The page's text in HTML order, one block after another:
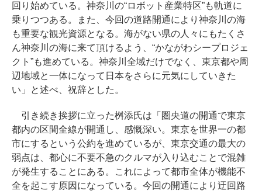
回り始めている。神奈川の“ロボット産業特区”も軌道に
乗りつつある。また、今回の道路開通により神奈川の海
も重要な観光資源となる。海がない県の人々にもたくさ
ん神奈川の海に来て頂けるよう、“かながわシープロジェ
クト”も進めている。神奈川全域だけでなく、東京都や周
辺地域と一体になって日本をさらに元気にしていきた
い」と述べ、祝辞とした。
引き続き挨拶に立った桝添氏は「圏央道の開通で東京
都内の区間全線が開通し、感慨深い。東京を世界一の都
市にするという公約を進めているが、東京交通の最大の
弱点は、都心に不要不急のクルマが入り込むことで混雑
が発生することにある。これによって都市全体が機能不
全を起こす原因になっている。今回の開通により迂回路